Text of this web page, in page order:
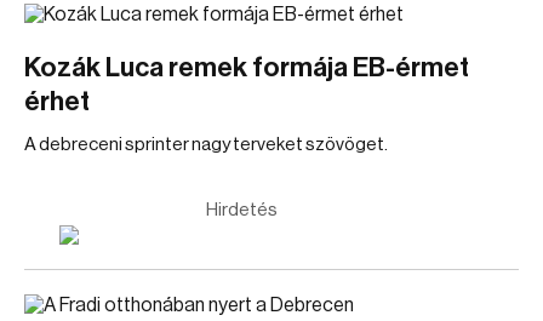
Kozák Luca remek formája EB-érmet
érhet
A debreceni sprinter nagy terveket szövöget.
Hirdetés